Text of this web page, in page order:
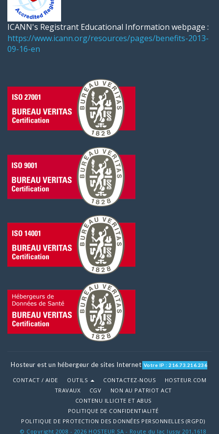
ICANN's Registrant Educational Information webpage :
https://www.icann.org/resources/pages/benefits-2013-
09-16-en
Hosteur est un hébergeur de sites Internet Votre IP : 216.73.216.236
CONTACT / AIDE OUTILS CONTACTEZ-NOUS
HOSTEUR.COM
TRAVAUX
CGV
NON AU PATRIOT ACT
CONTENU ILLICITE ET ABUS
POLITIQUE DE CONFIDENTIALITÉ
POLITIQUE DE PROTECTION DES DONNÉES PERSONNELLES (RGPD)
© Copyright 2008 - 2026 HOSTEUR SA - Route du lac lussy 201,1618